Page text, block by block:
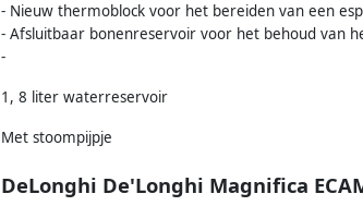
- Nieuw thermoblock voor het bereiden van een
- Afsluitbaar bonenreservoir voor het behoud van
-
1, 8 liter waterreservoir
Met stoompijpje
DeLonghi De'Longhi Magnifica